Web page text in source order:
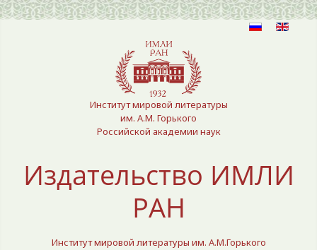
Выберите язык
Институт мировой литературы
им. А.М. Горького
Российской академии наук
Издательство ИМЛИ
РАН
Институт мировой литературы им. А.М.Горького